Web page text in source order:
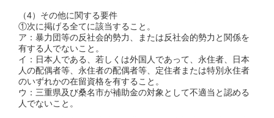
（4）その他に関する要件
①次に掲げる全てに該当すること。
ア：暴力団等の反社会的勢力、または反社会的勢力と関係を
有する人でないこと。
イ：日本人である、若しくは外国人であって、永住者、日本
人の配偶者等、永住者の配偶者等、定住者または特別永住者
のいずれかの在留資格を有すること。
ウ：三重県及び桑名市が補助金の対象として不適当と認める
人でないこと。